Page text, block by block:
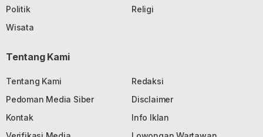
Politik
Religi
Wisata
Tentang Kami
Tentang Kami
Redaksi
Pedoman Media Siber
Disclaimer
Kontak
Info Iklan